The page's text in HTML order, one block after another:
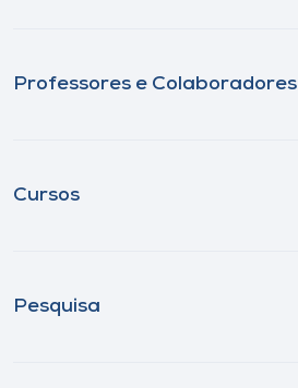
Professores e Colaboradores
Cursos
Pesquisa